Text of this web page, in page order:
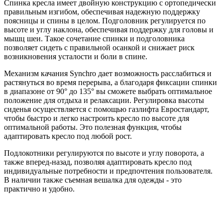
Спинка кресла имеет двойную конструкцию с ортопедически
правильным изгибом, обеспечивая надежную поддержку
поясницы и спины в целом. Подголовник регулируется по
высоте и углу наклона, обеспечивая поддержку для головы и
мышц шеи. Такое сочетание спинки и подголовника
позволяет сидеть с правильной осанкой и снижает риск
возникновения усталости и боли в спине.
Механизм качания Synchro дает возможность расслабиться и
растянуться во время перерыва, а благодаря фиксации спинки
в диапазоне от 90° до 135° вы сможете выбрать оптимальное
положение для отдыха и релаксации. Регулировка высоты
сиденья осуществляется с помощью газлифта Евростандарт,
чтобы быстро и легко настроить кресло по высоте для
оптимальной работы. Это полезная функция, чтобы
адаптировать кресло под любой рост.
Подлокотники регулируются по высоте и углу поворота, а
также вперед-назад, позволяя адаптировать кресло под
индивидуальные потребности и предпочтения пользователя.
В наличии также съемная вешалка для одежды - это
практично и удобно.